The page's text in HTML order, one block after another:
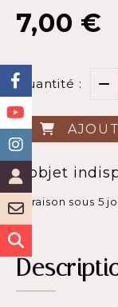
7,00 €
Quantité :
L'objet
Livraison sous 5